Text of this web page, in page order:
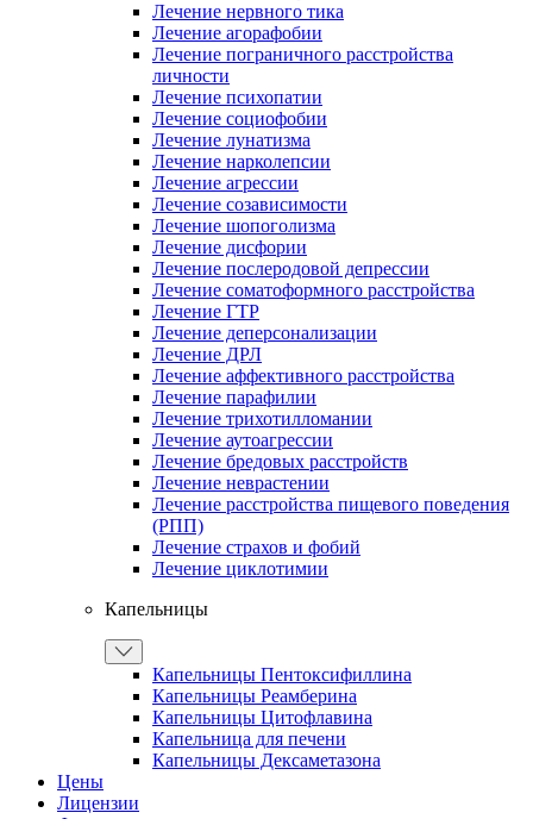
Лечение нервного тика
Лечение агорафобии
Лечение пограничного расстройства
личности
Лечение психопатии
Лечение социофобии
Лечение лунатизма
Лечение нарколепсии
Лечение агрессии
Лечение созависимости
Лечение шопоголизма
Лечение дисфории
Лечение послеродовой депрессии
Лечение соматоформного расстройства
Лечение ГТР
Лечение деперсонализации
Лечение ДРЛ
Лечение аффективного расстройства
Лечение парафилии
Лечение трихотилломании
Лечение аутоагрессии
Лечение бредовых расстройств
Лечение неврастении
Лечение расстройства пищевого поведения
(РПП)
Лечение страхов и фобий
Лечение циклотимии
Капельницы
Капельницы Пентоксифиллина
Капельницы Реамберина
Капельницы Цитофлавина
Капельница для печени
Капельницы Дексаметазона
Цены
Лицензии